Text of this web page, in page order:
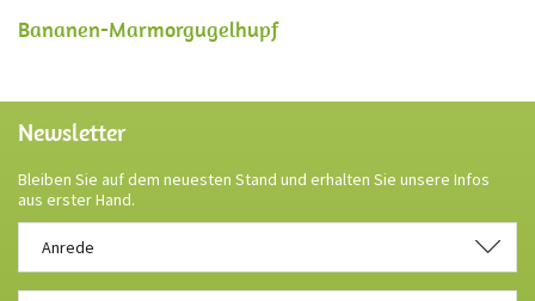
Bananen-Marmorgugelhupf
Newsletter
Bleiben Sie auf dem neuesten Stand und erhalten Sie unsere Infos
aus erster Hand.
Anrede